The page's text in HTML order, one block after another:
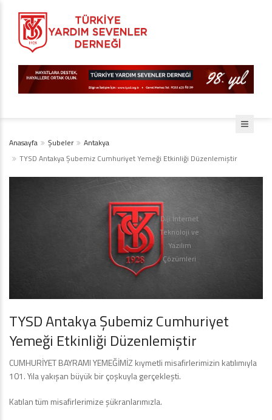
Anasayfa Şubeler
Antakya
TYSD Antakya Şubemiz Cumhuriyet Yemeği Etkinliği Düzenlemiştir
TYSD Antakya Şubemiz Cumhuriyet
Yemeği Etkinliği Düzenlemiştir
CUMHURİYET BAYRAMI YEMEĞİMİZ kıymetli misafirlerimizin katılımıyla
101. Yıla yakışan büyük bir çoşkuyla gerçekleşti.
Katılan tüm misafirlerimize şükranlarımızla.
Diji İnternet
Teknoloji ve
Yazılım
Çözümleri